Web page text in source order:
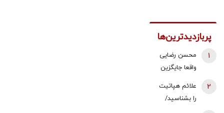
پربازدیدترین‌ها
محسن رضایی
واقعا جایگزین
شورای عالی
امنیت ملی
1
علائم هپاتیت
را بشناسید/
2